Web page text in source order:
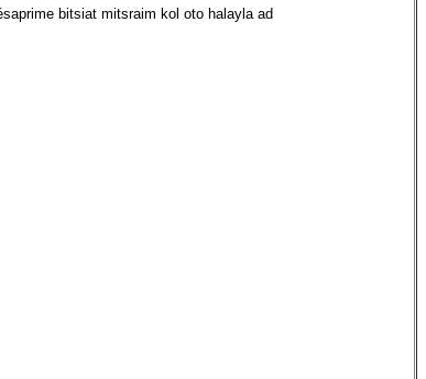
bitsiat mitsraim kol oto halayla ad